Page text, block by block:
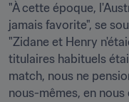
"À cette époque,
jamais favorite", se
"Zidane et Henry
titulaires habituels
match, nous ne
nous-mêmes, en